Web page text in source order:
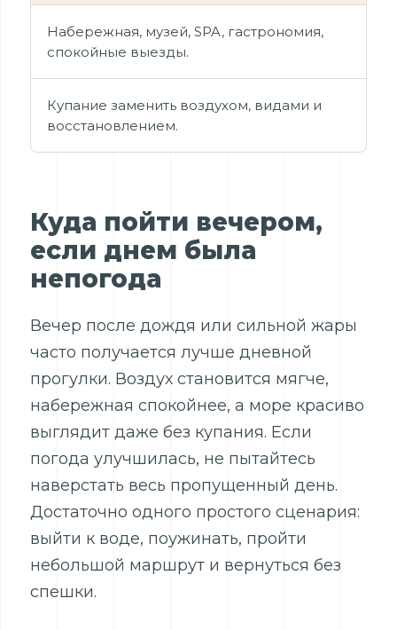
Набережная, музей, SPA, гастрономия,
спокойные выезды.
Купание заменить воздухом, видами и
восстановлением.
Куда пойти вечером,
если днем была
непогода
Вечер после дождя или сильной жары
часто получается лучше дневной
прогулки. Воздух становится мягче,
набережная спокойнее, а море красиво
выглядит даже без купания. Если
погода улучшилась, не пытайтесь
наверстать весь пропущенный день.
Достаточно одного простого сценария:
выйти к воде, поужинать, пройти
небольшой маршрут и вернуться без
спешки.